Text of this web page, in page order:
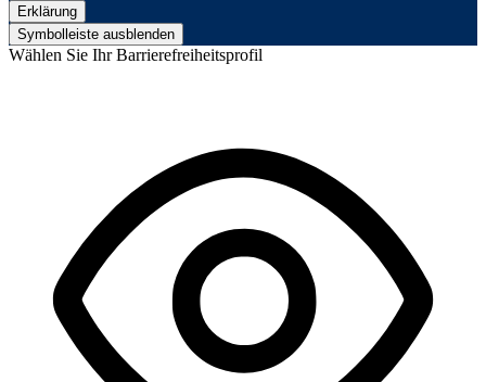
Erklärung
Symbolleiste ausblenden
Wählen Sie Ihr Barrierefreiheitsprofil